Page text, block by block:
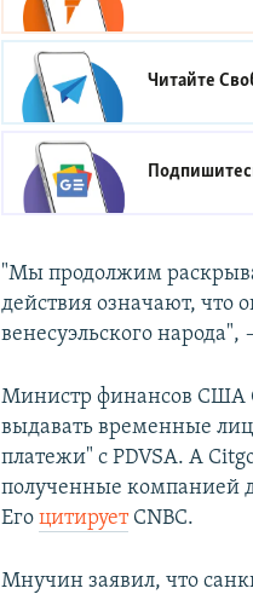
Читайте
"Мы продолжим
действия означают, что
венесуэльского народа",
Министр финансов США
выдавать временные
платежи" с PDVSA. А
полученные компанией
ЕгоцитируетCNBC.
Мнучин заявил, что